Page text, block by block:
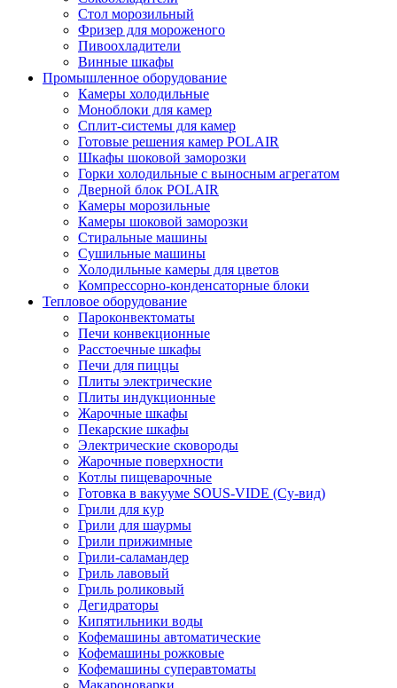
Стол морозильный
Фризер для мороженого
Пивоохладители
Винные шкафы
Промышленное оборудование
Камеры холодильные
Моноблоки для камер
Сплит-системы для камер
Готовые решения камер POLAIR
Шкафы шоковой заморозки
Горки холодильные с выносным агрегатом
Дверной блок POLAIR
Камеры морозильные
Камеры шоковой заморозки
Стиральные машины
Сушильные машины
Холодильные камеры для цветов
Компрессорно-конденсаторные блоки
Тепловое оборудование
Пароконвектоматы
Печи конвекционные
Расстоечные шкафы
Печи для пиццы
Плиты электрические
Плиты индукционные
Жарочные шкафы
Пекарские шкафы
Электрические сковороды
Жарочные поверхности
Котлы пищеварочные
Готовка в вакууме SOUS-VIDE (Су-вид)
Грили для кур
Грили для шаурмы
Грили прижимные
Грили-саламандер
Гриль лавовый
Гриль роликовый
Дегидраторы
Кипятильники воды
Кофемашины автоматические
Кофемашины рожковые
Кофемашины суперавтоматы
Макароноварки